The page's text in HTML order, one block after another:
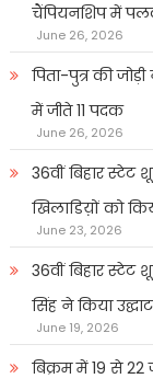
चैंपियनशिप में
June 26, 2026
पिता-पुत्र की
में जीते 11 पदक
June 26, 2026
36वीं बिहार स्टेट
खिलाडिय़ों को
June 23, 2026
36वीं बिहार स्टेट
सिंह ने किया
June 19, 2026
बिक्रम में 19 से 22